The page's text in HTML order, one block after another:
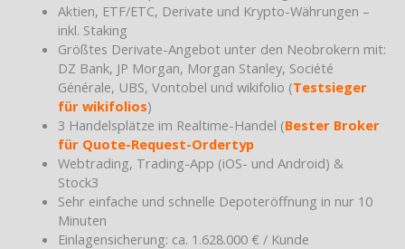
Aktien, ETF/ETC, Derivate und Krypto-Währungen –
inkl. Staking
Größtes Derivate-Angebot unter den Neobrokern mit:
DZ Bank, JP Morgan, Morgan Stanley, Société
Générale, UBS, Vontobel und wikifolio (Testsieger
für wikifolios)
3 Handelsplätze im Realtime-Handel (Bester Broker
für Quote-Request-Ordertyp
Webtrading, Trading-App (iOS- und Android) &
Stock3
Sehr einfache und schnelle Depoteröffnung in nur 10
Minuten
Einlagensicherung: ca. 1.628.000 € / Kunde